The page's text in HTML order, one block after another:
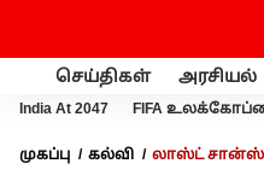
செய்திகள் அரசியல்
India At 2047 FIFA
முகப்பு கல்வி
லாஸ்ட்